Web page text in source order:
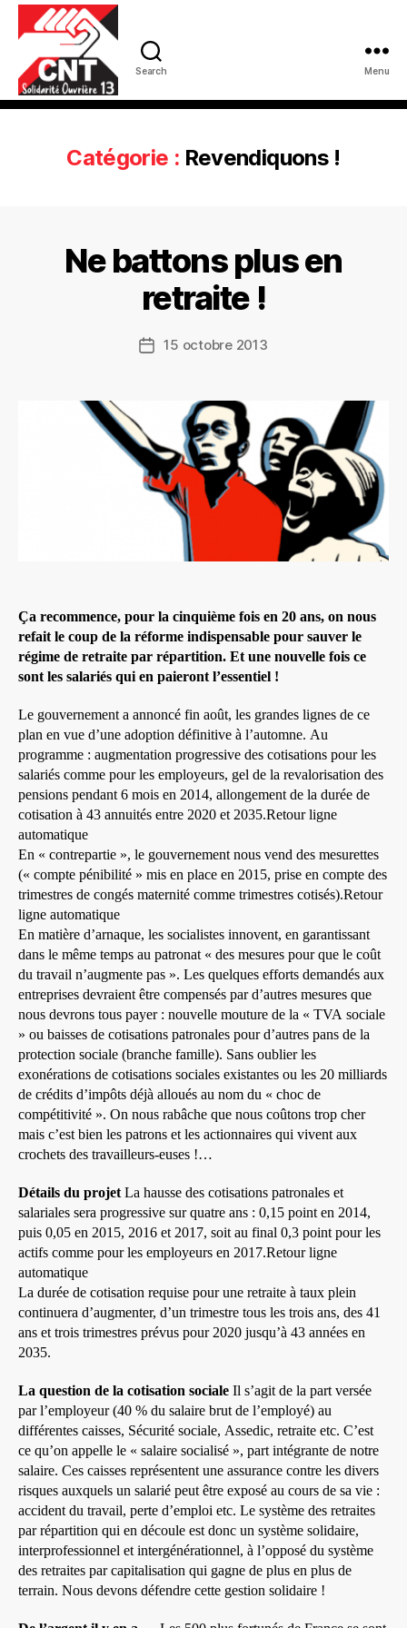
Search Menu
Catégorie : Revendiquons !
Ne battons plus en
retraite !
Date15 octobre 2013
Ça recommence, pour la cinquième fois en 20 ans, on nous
refait le coup de la réforme indispensable pour sauver le
régime de retraite par répartition. Et une nouvelle fois ce
sont les salariés qui en paieront l’essentiel !
Le gouvernement a annoncé fin août, les grandes lignes de ce
plan en vue d’une adoption définitive à l’automne. Au
programme : augmentation progressive des cotisations pour les
salariés comme pour les employeurs, gel de la revalorisation des
pensions pendant 6 mois en 2014, allongement de la durée de
cotisation à 43 annuités entre 2020 et 2035.Retour ligne
automatique
En « contrepartie », le gouvernement nous vend des mesurettes
(« compte pénibilité » mis en place en 2015, prise en compte des
trimestres de congés maternité comme trimestres cotisés).Retour
ligne automatique
En matière d’arnaque, les socialistes innovent, en garantissant
dans le même temps au patronat « des mesures pour que le coût
du travail n’augmente pas ». Les quelques efforts demandés aux
entreprises devraient être compensés par d’autres mesures que
nous devrons tous payer : nouvelle mouture de la « TVA sociale
» ou baisses de cotisations patronales pour d’autres pans de la
protection sociale (branche famille). Sans oublier les
exonérations de cotisations sociales existantes ou les 20 milliards
de crédits d’impôts déjà alloués au nom du « choc de
compétitivité ». On nous rabâche que nous coûtons trop cher
mais c’est bien les patrons et les actionnaires qui vivent aux
crochets des travailleurs-euses !…
Détails du projetLa hausse des cotisations patronales et
salariales sera progressive sur quatre ans : 0,15 point en 2014,
puis 0,05 en 2015, 2016 et 2017, soit au final 0,3 point pour les
actifs comme pour les employeurs en 2017.Retour ligne
automatique
La durée de cotisation requise pour une retraite à taux plein
continuera d’augmenter, d’un trimestre tous les trois ans, des 41
ans et trois trimestres prévus pour 2020 jusqu’à 43 années en
2035.
La question de la cotisation sociale Il s’agit de la part versée
par l’employeur (40 % du salaire brut de l’employé) au
différentes caisses, Sécurité sociale, Assedic, retraite etc. C’est
ce qu’on appelle le « salaire socialisé », part intégrante de notre
salaire. Ces caisses représentent une assurance contre les divers
risques auxquels un salarié peut être exposé au cours de sa vie :
accident du travail, perte d’emploi etc. Le système des retraites
par répartition qui en découle est donc un système solidaire,
interprofessionnel et intergénérationnel, à l’opposé du système
des retraites par capitalisation qui gagne de plus en plus de
terrain. Nous devons défendre cette gestion solidaire !